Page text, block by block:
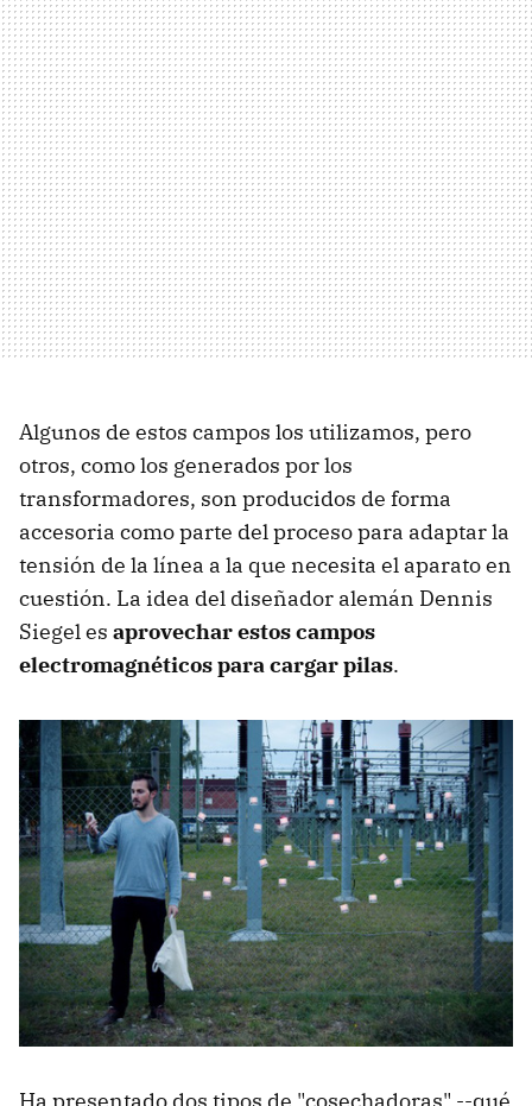
Algunos de estos campos los utilizamos, pero
otros, como los generados por los
transformadores, son producidos de forma
accesoria como parte del proceso para adaptar la
tensión de la línea a la que necesita el aparato en
cuestión. La idea del diseñador alemán Dennis
Siegel es aprovechar estos campos
electromagnéticos para cargar pilas.